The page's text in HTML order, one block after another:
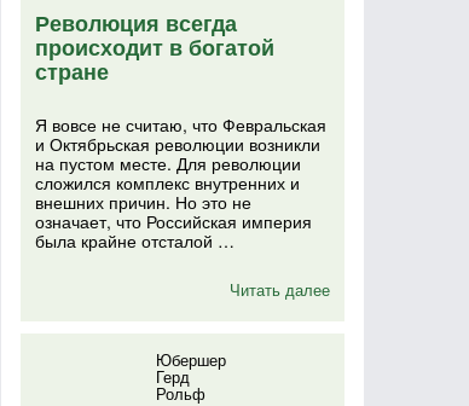
Революция всегда
происходит в богатой
стране
Я вовсе не считаю, что Февральская
и Октябрьская революции возникли
на пустом месте. Для революции
сложился комплекс внутренних и
внешних причин. Но это не
означает, что Российская империя
была крайне отсталой …
Читать далее
Юбершер
Герд
Рольф